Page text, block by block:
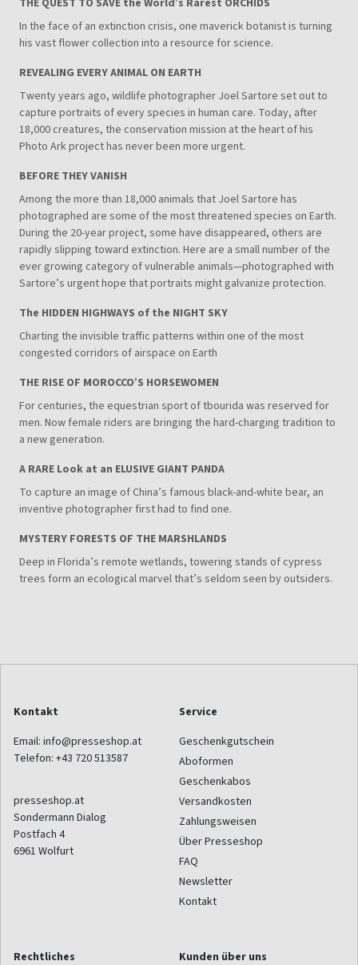
In the face of an extinction crisis, one maverick botanist is turning
his vast flower collection into a resource for science.
REVEALING EVERY ANIMAL ON EARTH
Twenty years ago, wildlife photographer Joel Sartore set out to
capture portraits of every species in human care. Today, after
18,000 creatures, the conservation mission at the heart of his
Photo Ark project has never been more urgent.
BEFORE THEY VANISH
Among the more than 18,000 animals that Joel Sartore has
photographed are some of the most threatened species on Earth.
During the 20-year project, some have disappeared, others are
rapidly slipping toward extinction. Here are a small number of the
ever growing category of vulnerable animals—photographed with
Sartore’s urgent hope that portraits might galvanize protection.
The HIDDEN HIGHWAYS of the NIGHT SKY
Charting the invisible traffic patterns within one of the most
congested corridors of airspace on Earth
THE RISE OF MOROCCO’S HORSEWOMEN
For centuries, the equestrian sport of tbourida was reserved for
men. Now female riders are bringing the hard-charging tradition to
a new generation.
A RARE Look at an ELUSIVE GIANT PANDA
To capture an image of China’s famous black-and-white bear, an
inventive photographer first had to find one.
MYSTERY FORESTS OF THE MARSHLANDS
Deep in Florida’s remote wetlands, towering stands of cypress
trees form an ecological marvel that’s seldom seen by outsiders.
Kontakt
Email: info@presseshop.at
Telefon: +43 720 513587
presseshop.at
Sondermann Dialog
Postfach 4
6961 Wolfurt
Service
Geschenkgutschein
Aboformen
Geschenkabos
Versandkosten
Zahlungsweisen
Über Presseshop
FAQ
Newsletter
Kontakt
Rechtliches
Kunden über uns